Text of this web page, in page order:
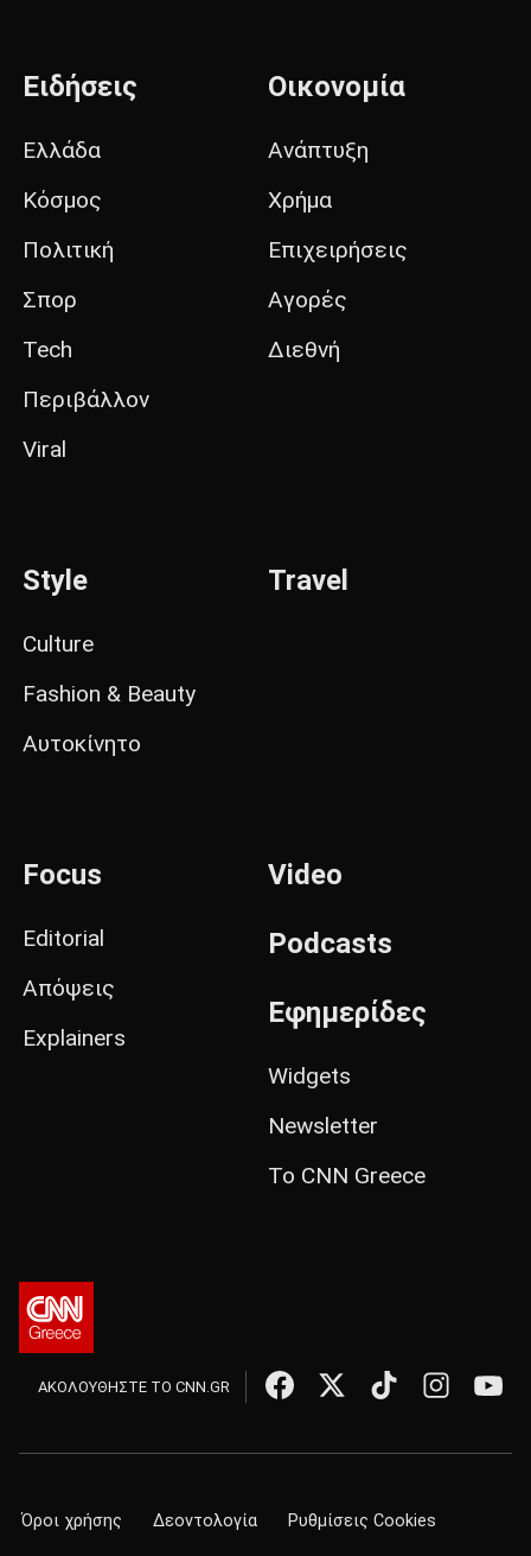
Ειδήσεις
Ελλάδα
Κόσμος
Πολιτική
Σπορ
Tech
Περιβάλλον
Viral
Οικονομία
Ανάπτυξη
Χρήμα
Επιχειρήσεις
Αγορές
Διεθνή
Style
Culture
Fashion & Beauty
Αυτοκίνητο
Travel
Focus
Editorial
Απόψεις
Explainers
Video
Podcasts
Εφημερίδες
Widgets
Newsletter
Το CNN Greece
ΑΚΟΛΟΥΘΗΣΤΕ ΤΟ CNN.GR
Όροι χρήσης Δεοντολογία Ρυθμίσεις Cookies